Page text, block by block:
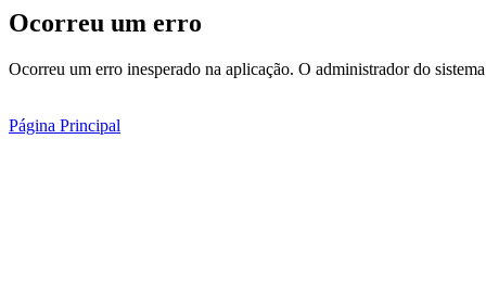
Ocorreu um erro
Ocorreu um erro inesperado na aplicação. O administrador do
Página Principal